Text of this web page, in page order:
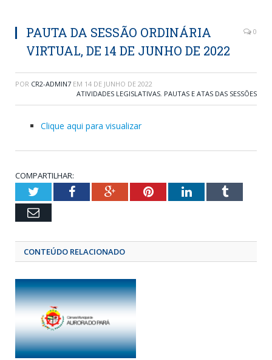
PAUTA DA SESSÃO ORDINÁRIA
VIRTUAL, DE 14 DE JUNHO DE 2022
0
POR CR2-ADMIN7 EM 14 DE JUNHO DE 2022
ATIVIDADES LEGISLATIVAS, PAUTAS E ATAS DAS SESSÕES
Clique aqui para visualizar
COMPARTILHAR:
TwitterFacebookGoogle+PinterestLinkedInTumblr
Email
CONTEÚDO RELACIONADO